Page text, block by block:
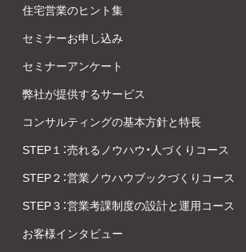
住宅営業のヒント集
セミナーお申し込み
セミナーアンケート
弊社が提供するサービス
コンサルティングの基本方針と特長
STEP１：売れるノウハウ・人づくりコース
STEP２：営業ノウハウブックづくりコース
STEP３：営業考課制度の設計と運用コース
お客様インタビュー